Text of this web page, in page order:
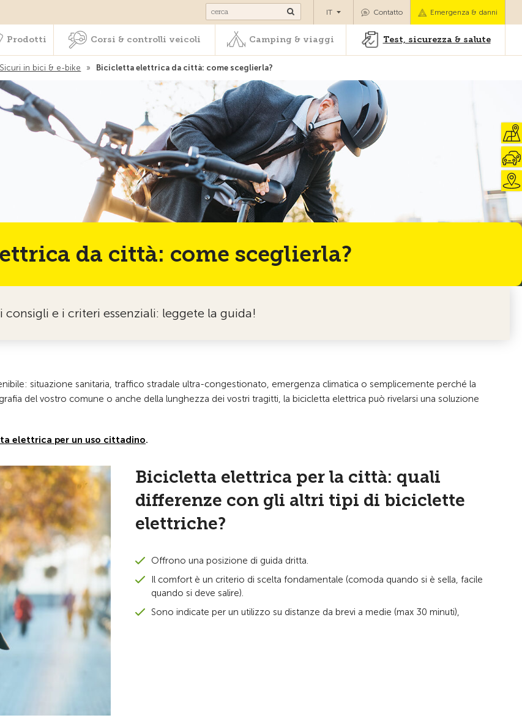
Corsi & controlli veicoli Camping & viaggi Test, sicurezza & salute
Contatto Emergenza & danni
IT
Prodotti Corsi & controlli veicoli Camping & viaggi Test, sicurezza & salute
Sicuri in bici & e-bike » Bicicletta elettrica da città: come sceglierla?
da città: come sceglierla?
consigli e i criteri essenziali: leggete la guida!
situazione sanitaria, traffico stradale ultra-congestionato, emergenza climatica o semplicemente perché la
del vostro comune o anche della lunghezza dei vostri tragitti, la bicicletta elettrica può rivelarsi una soluzione
elettrica per un uso cittadino.
Bicicletta elettrica per la città: quali
differenze con gli altri tipi di biciclette
elettriche?
Offrono una posizione di guida dritta.
Il comfort è un criterio di scelta fondamentale (comoda quando si è sella, facile
quando si deve salire).
Sono indicate per un utilizzo su distanze da brevi a medie (max 30 minuti),